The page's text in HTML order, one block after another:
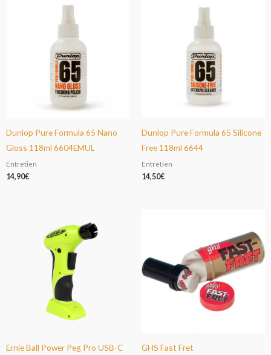
Dunlop Pure Formula 65 Nano
Gloss 118ml 6604EMUL
Entretien
14,90€
Dunlop Pure Formula 65 Silicone
Free 118ml 6644
Entretien
14,50€
Ernie Ball Power Peg Pro USB-C GHS Fast Fret